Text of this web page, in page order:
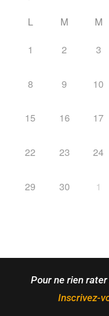
L M M
1 2 3
8 9 10
15 16 17
22 23 24
29 30 1
Pour ne rien rater
Inscrivez-